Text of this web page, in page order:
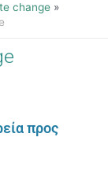
change
προς